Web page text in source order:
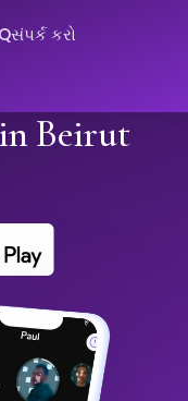
સંપર્ક કરો
Beirut